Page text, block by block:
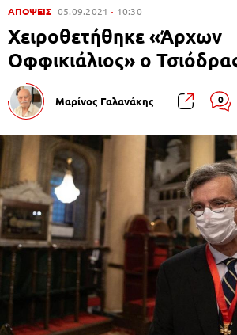
ΑΠΟΨΕΙΣ 05.09.2021 10:30
Χειροθετήθηκε «Άρχων
Οφφικιάλιος» ο
Μαρίνος Γαλανάκης 0